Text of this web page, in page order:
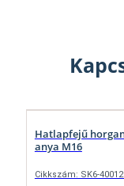
Hatlapfejű
anya M16
Cikkszám: SK6-